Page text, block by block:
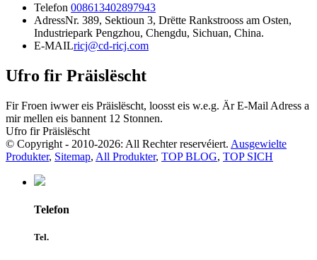
Telefon 008613402897943
AdressNr. 389, Sektioun 3, Drëtte Rankstrooss am Osten,
Industriepark Pengzhou, Chengdu, Sichuan, China.
E-MAILricj@cd-ricj.com
Ufro fir Präislëscht
Fir Froen iwwer eis Präislëscht, loosst eis w.e.g. Är E-Mail Adress a
mir mellen eis bannent 12 Stonnen.
Ufro fir Präislëscht
© Copyright - 2010-2026: All Rechter reservéiert. Ausgewielte
Produkter, Sitemap, All Produkter, TOP BLOG, TOP SICH
Telefon
Tel.